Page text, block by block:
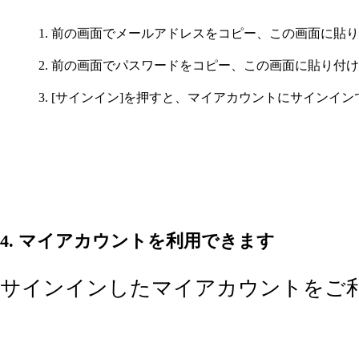
前の画面でメールアドレスをコピー、この画面に貼
前の画面でパスワードをコピー、この画面に貼り付
[サインイン]を押すと、マイアカウントにサインイン
4. マイアカウントを利用できます
サインインしたマイアカウントをご